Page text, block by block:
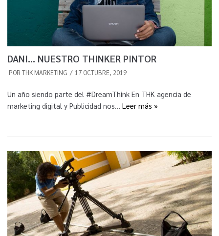
DANI… NUESTRO THINKER PINTOR
POR THK MARKETING 17 OCTUBRE, 2019
Un año siendo parte del #DreamThink En THK agencia de
marketing digital y Publicidad nos… Leer más »